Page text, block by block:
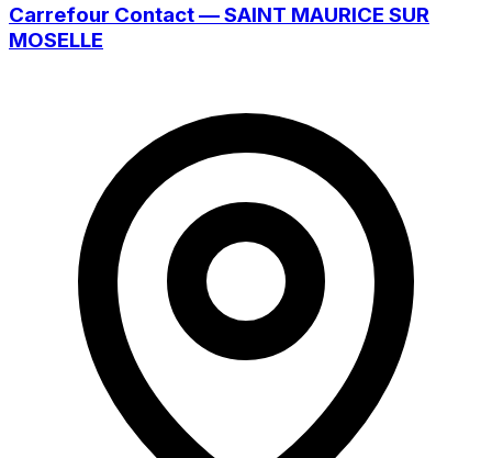
Carrefour Contact — SAINT MAURICE SUR
MOSELLE